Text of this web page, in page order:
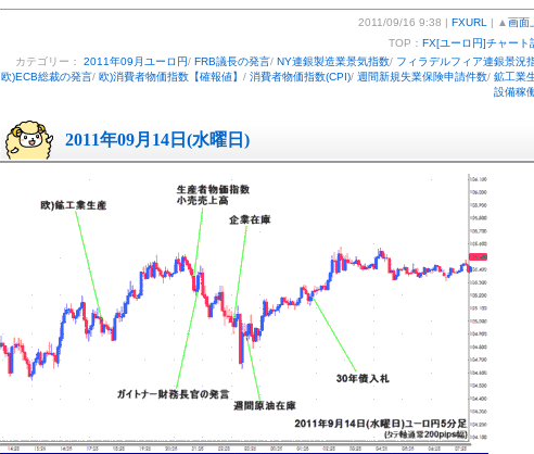
2011/09/16 9:38 | FXURL | ▲ 画面
TOP： FX[ユーロ円]チャート
カテゴリー： 2011年09月ユーロ円/ FRB議長の発言/ NY連銀製造業景気指数/ フィラデルフィア連銀景況
欧)ECB総裁の発言/ 欧)消費者物価指数【確報値】 / 消費者物価指数(CPI)/ 週間新規失業保険申請件数/ 鉱工業
設備稼
2011年09月14日(水曜日)